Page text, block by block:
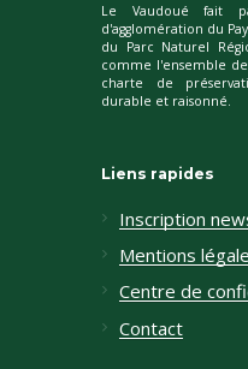
Le Vaudoué fait
d'agglomération du
du Parc Naturel
comme l'ensemble
charte de
durable et raisonné.
Liens rapides
Inscription
Mentions
Centre de
Contact